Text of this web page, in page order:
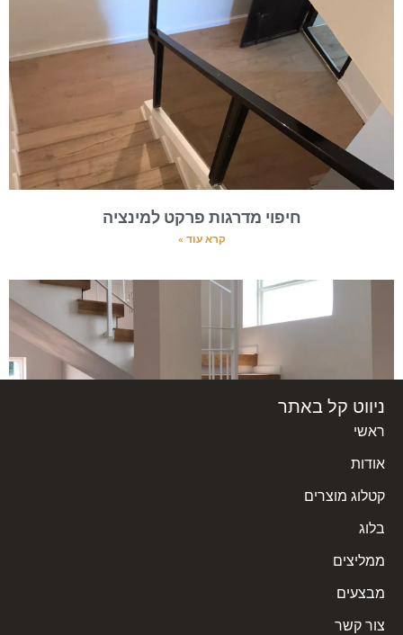
חיפוי מדרגות פרקט למינציה
קרא עוד »
ניווט קל באתר
ראשי
אודות
קטלוג מוצרים
בלוג
ממליצים
מבצעים
צור קשר